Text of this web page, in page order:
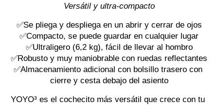
Versátil y ultra-compacto
✅Se pliega y despliega en un abrir y cerrar de ojos
✅Compacto, se puede guardar en cualquier lugar
✅Ultraligero (6,2 kg), fácil de llevar al hombro
✅Robusto y muy maniobrable con ruedas reflectantes
✅Almacenamiento adicional con bolsillo trasero con
cierre y cesta debajo del asiento
YOYO³ es el cochecito más versátil que crece con tu